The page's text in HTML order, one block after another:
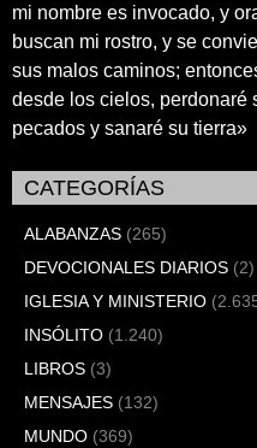
mi nombre es invocado, y
buscan mi rostro, y se
sus malos caminos;
desde los cielos, perdonaré
pecados y sanaré su tierra»
CATEGORÍAS
ALABANZAS (265)
DEVOCIONALES DIARIOS (2)
IGLESIA Y MINISTERIO
INSÓLITO (1.240)
LIBROS (3)
MENSAJES (132)
MUNDO (369)